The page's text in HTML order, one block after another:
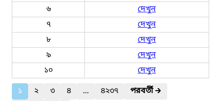
৬
দেখুন
৭
দেখুন
৮
দেখুন
৯
দেখুন
১০
দেখুন
১
২ ৩ ৪ ... ৪২৩৭ পরবর্তী🡲